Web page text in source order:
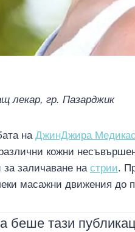
лекар, гр. Пазарджик
на ДжинДжира
кожни
заличаване на стрии.
масажни движения до
беше тази